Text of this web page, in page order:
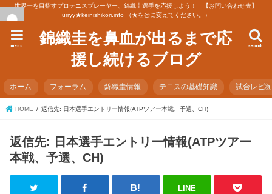
世界一を目指すプロテニスプレーヤー、錦織圭選手を応援しよう！ 【お問い合わせ先】
urryy★keinishikori.info （★を@に変えてください。）
錦織圭を鼻血が出るまで応
援し続けるブログ
search
menu
ホーム フォーラム 錦織圭情報 テニスの基礎知識 試合レビ
HOME 返信先: 日本選手エントリー情報(ATPツアー本戦、予選、CH)
返信先: 日本選手エントリー情報(ATPツアー
本戦、予選、CH)
LINE